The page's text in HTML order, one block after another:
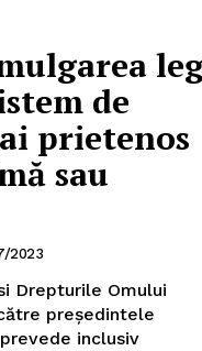
de
prietenos
sau
2023
Drepturile Omului
președintele
inclusiv